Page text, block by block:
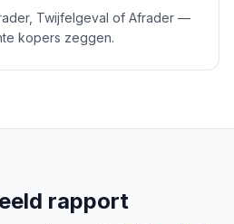
Twijfelgeval of Afrader —
kopers zeggen.
rapport